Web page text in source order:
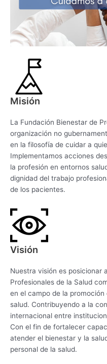
Misión
La Fundación Bienestar de
organización no
en la filosofía de cuidar a
Implementamos acciones
la profesión en entornos
dignidad del trabajo
de los pacientes.
Visión
Nuestra visión es posicionar
Profesionales de la Salud
en el campo de la
salud. Contribuyendo a la
internacional entre
Con el fin de fortalecer
atender el bienestar y la
personal de la salud.